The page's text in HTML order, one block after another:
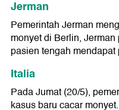
Jerman
Pemerintah Jerman
monyet di Berlin,
pasien tengah mendapat
Italia
Pada Jumat (20/5),
kasus baru cacar